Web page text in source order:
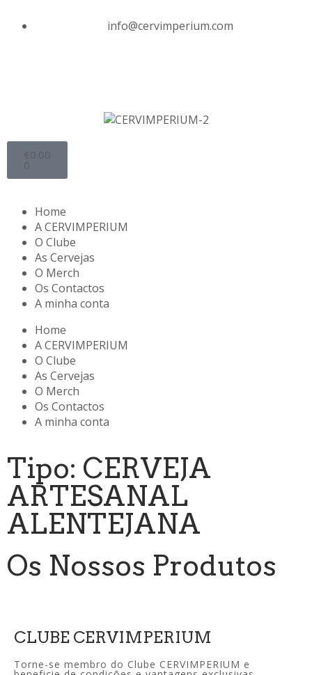
info@cervimperium.com
€0.00
0
Home
A CERVIMPERIUM
O Clube
As Cervejas
O Merch
Os Contactos
A minha conta
Home
A CERVIMPERIUM
O Clube
As Cervejas
O Merch
Os Contactos
A minha conta
Tipo: CERVEJA
ARTESANAL
ALENTEJANA
Os Nossos Produtos
CLUBE CERVIMPERIUM
Torne-se membro do Clube CERVIMPERIUM e